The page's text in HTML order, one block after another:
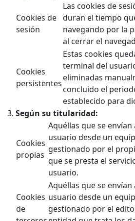
Cookies de
sesión
Las cookies de
duran el tiempo
navegando por la
al cerrar el
Cookies
persistentes
Estas cookies
terminal del
eliminadas
concluido el
establecido para
Según su titularidad:
Cookies
propias
Aquéllas que se
usuario desde un
gestionado por el
que se presta el
usuario.
Cookies
de
Aquéllas que se
usuario desde un
gestionado por el